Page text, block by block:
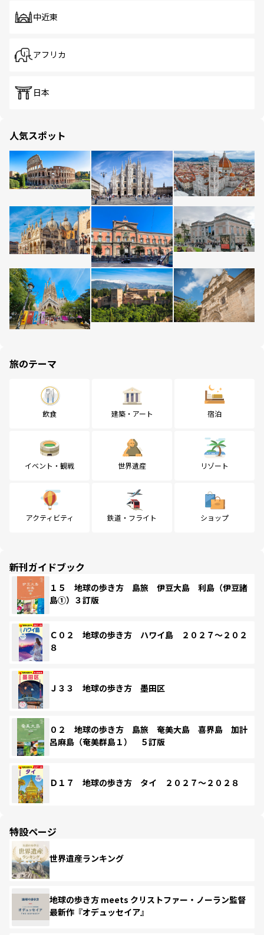
中近東
アフリカ
日本
人気スポット
旅のテーマ
飲食 建築・アート 宿泊
イベント・観戦 世界遺産 リゾート
アクティビティ 鉄道・フライト ショップ
新刊ガイドブック
１５ 地球の歩き方 島旅 伊豆大島 利島（伊豆諸
島①）３訂版
Ｃ０２ 地球の歩き方 ハワイ島 ２０２７～２０２
８
Ｊ３３ 地球の歩き方 墨田区
０２ 地球の歩き方 島旅 奄美大島 喜界島 加計
呂麻島（奄美群島１） ５訂版
Ｄ１７ 地球の歩き方 タイ ２０２７～２０２８
特設ページ
世界遺産ランキング
地球の歩き方 meets クリストファー・ノーラン監督
最新作『オデュッセイア』